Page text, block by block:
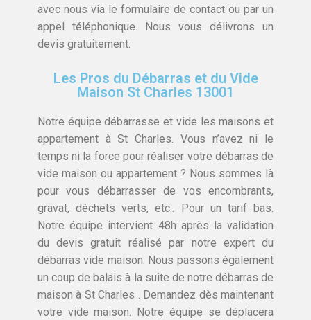
avec nous via le formulaire de contact ou par un
appel téléphonique. Nous vous délivrons un
devis gratuitement.
Les Pros du Débarras et du Vide
Maison St Charles 13001
Notre équipe débarrasse et vide les maisons et
appartement à St Charles. Vous n’avez ni le
temps ni la force pour réaliser votre débarras de
vide maison ou appartement ? Nous sommes là
pour vous débarrasser de vos encombrants,
gravat, déchets verts, etc.. Pour un tarif bas.
Notre équipe intervient 48h après la validation
du devis gratuit réalisé par notre expert du
débarras vide maison. Nous passons également
un coup de balais à la suite de notre débarras de
maison à St Charles . Demandez dès maintenant
votre vide maison. Notre équipe se déplacera